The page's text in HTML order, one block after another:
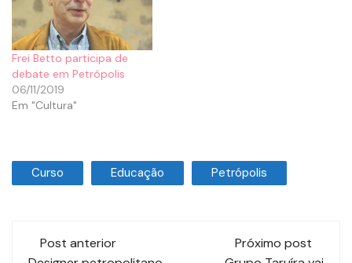
Frei Betto participa de
debate em Petrópolis
06/11/2019
Em "Cultura"
Curso Educação Petrópolis
Post anterior
Próximo post